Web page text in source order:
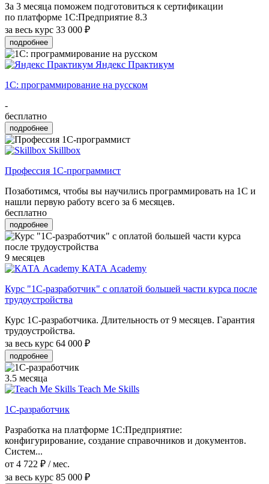
За 3 месяца поможем подготовиться к сертификации
по платформе 1С:Предприятие 8.3
за весь курс 33 000 ₽
подробнее
Яндекс Практикум
1С: программирование на русском
-
бесплатно
подробнее
Skillbox
Профессия 1С-программист
Позаботимся, чтобы вы научились программировать на 1С и
нашли первую работу всего за 6 месяцев.
бесплатно
подробнее
9 месяцев
КАТА Academy
Курс "1С-разработчик" с оплатой большей части курса после
трудоустройства
Курс 1С-разработчика. Длительность от 9 месяцев. Гарантия
трудоустройства.
за весь курс 64 000 ₽
подробнее
3.5 месяца
Teach Me Skills
1С-разработчик
Разработка на платформе 1С:Предприятие:
конфигурирование, создание справочников и документов.
Систем...
от 4 722 ₽ / мес.
за весь курс 85 000 ₽